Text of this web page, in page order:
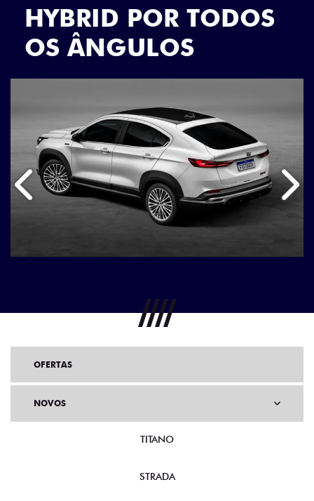
HYBRID POR TODOS
OS ÂNGULOS
Anterior
OFERTAS
NOVOS
TITANO
STRADA